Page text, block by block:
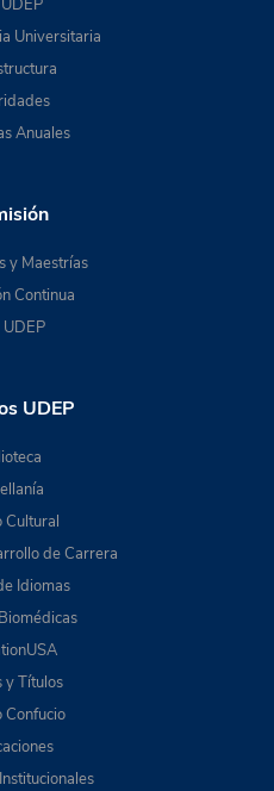
Universitaria
Anuales
y Maestrías
Continua
UDEP
UDEP
Cultural
de Carrera
Idiomas
y Títulos
Confucio